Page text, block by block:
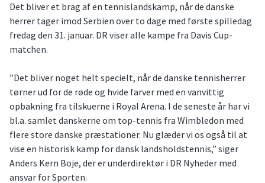
Det bliver et brag af en tennislandskamp, når de danske
herrer tager imod Serbien over to dage med første spilledag
fredag den 31. januar. DR viser alle kampe fra Davis Cup-
matchen.
”Det bliver noget helt specielt, når de danske tennisherrer
tørner ud for de røde og hvide farver med en vanvittig
opbakning fra tilskuerne i Royal Arena. I de seneste år har vi
bl.a. samlet danskerne om top-tennis fra Wimbledon med
flere store danske præstationer. Nu glæder vi os også til at
vise en historisk kamp for dansk landsholdstennis,” siger
Anders Kern Boje, der er underdirektør i DR Nyheder med
ansvar for Sporten.